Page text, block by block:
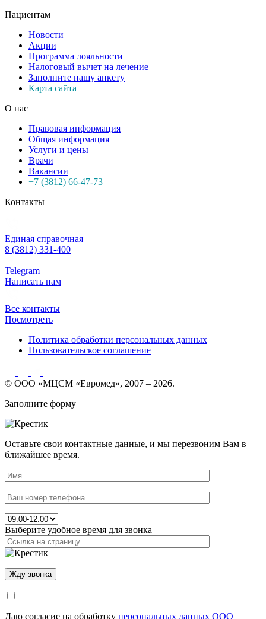
Пациентам
Новости
Акции
Программа лояльности
Налоговый вычет на лечение
Заполните нашу анкету
Карта сайта
О нас
Правовая информация
Общая информация
Услуги и цены
Врачи
Вакансии
+7 (3812) 66-47-73
Контакты
Единая справочная
8 (3812) 331-400
Telegram
Написать нам
Все контакты
Посмотреть
Политика обработки персональных данных
Пользовательское соглашение
© ООО «МЦСМ «Евромед», 2007 – 2026.
Заполните форму
Оставьте свои контактные данные, и мы перезвоним Вам в
ближайшее время.
Выберите удобное время для звонка
Даю согласие на обработку персональных данных ООО